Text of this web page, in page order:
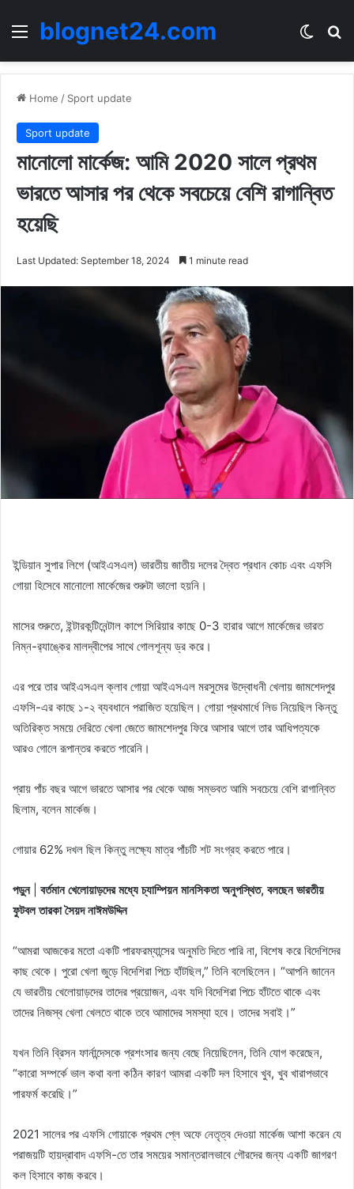
Menublognet24.com
Home / Sport update
Sport update
মানোলো মার্কেজ: আমি 2020 সালে প্রথম
ভারতে আসার পর থেকে সবচেয়ে বেশি রাগান্বিত
হয়েছি
Last Updated: September 18, 2024 1 minute read
ইন্ডিয়ান সুপার লিগে (আইএসএল) ভারতীয় জাতীয় দলের দ্বৈত প্রধান কোচ এবং এফসি
গোয়া হিসেবে মানোলো মার্কেজের শুরুটা ভালো হয়নি।
মাসের শুরুতে, ইন্টারকন্টিনেন্টাল কাপে সিরিয়ার কাছে 0-3 হারার আগে মার্কেজের ভারত
নিম্ন-র‌্যাঙ্কের মালদ্বীপের সাথে গোলশূন্য ড্র করে।
এর পরে তার আইএসএল ক্লাব গোয়া আইএসএল মরসুমের উদ্বোধনী খেলায় জামশেদপুর
এফসি-এর কাছে ১-২ ব্যবধানে পরাজিত হয়েছিল। গোয়া প্রথমার্ধে লিড নিয়েছিল কিন্তু
অতিরিক্ত সময়ে দেরিতে খেলা জেতে জামশেদপুর ফিরে আসার আগে তার আধিপত্যকে
আরও গোলে রূপান্তর করতে পারেনি।
প্রায় পাঁচ বছর আগে ভারতে আসার পর থেকে আজ সম্ভবত আমি সবচেয়ে বেশি রাগান্বিত
ছিলাম, বলেন মার্কেজ।
গোয়ার 62% দখল ছিল কিন্তু লক্ষ্যে মাত্র পাঁচটি শট সংগ্রহ করতে পারে।
পড়ুন| বর্তমান খেলোয়াড়দের মধ্যে চ্যাম্পিয়ন মানসিকতা অনুপস্থিত, বলছেন ভারতীয়
ফুটবল তারকা সৈয়দ নাঈমউদ্দিন
“আমরা আজকের মতো একটি পারফরম্যান্সের অনুমতি দিতে পারি না, বিশেষ করে বিদেশিদের
কাছ থেকে। পুরো খেলা জুড়ে বিদেশিরা পিচে হাঁটছিল,” তিনি বলেছিলেন। “আপনি জানেন
যে ভারতীয় খেলোয়াড়দের তাদের প্রয়োজন, এবং যদি বিদেশিরা পিচে হাঁটতে থাকে এবং
তাদের নিজস্ব খেলা খেলতে থাকে তবে আমাদের সমস্যা হবে। তাদের সবাই।”
যখন তিনি ব্রিসন ফার্নান্দেসকে প্রশংসার জন্য বেছে নিয়েছিলেন, তিনি যোগ করেছেন,
“কারো সম্পর্কে ভাল কথা বলা কঠিন কারণ আমরা একটি দল হিসাবে খুব, খুব খারাপভাবে
পারফর্ম করেছি।”
2021 সালের পর এফসি গোয়াকে প্রথম প্লে অফে নেতৃত্ব দেওয়া মার্কেজ আশা করেন যে
পরাজয়টি হায়দ্রাবাদ এফসি-তে তার সময়ের সমান্তরালভাবে গৌরদের জন্য একটি জাগরণ
কল হিসাবে কাজ করবে।